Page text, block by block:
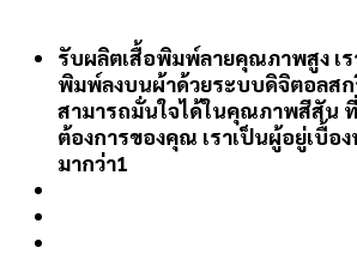
รับผลิตเสื้อพิมพ์ลายคุณภาพสูง เ
พิมพ์ลงบนผ้าด้วยระบบดิจิตอลส
สามารถมั่นใจได้ในคุณภาพสีสัน
ต้องการของคุณ เราเป็นผู้อยู่เบื้อ
มากว่า1